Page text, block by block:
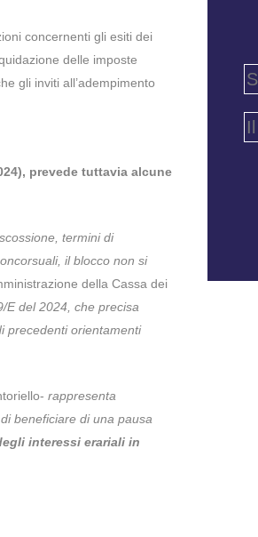
concernenti gli esiti dei
delle imposte
gli inviti all’adempimento
prevede tuttavia alcune
termini di
il blocco non si
della Cassa dei
E del 2024, che precisa
precedenti orientamenti
rappresenta
beneficiare di una pausa
interessi erariali in